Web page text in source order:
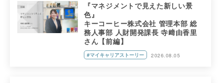
『マネジメントで見えた新しい景
色』
キーコーヒー株式会社 管理本部 総
務人事部 人財開発課長 寺﨑由香里
さん【前編】
#マイキャリアストーリー 2026.08.05